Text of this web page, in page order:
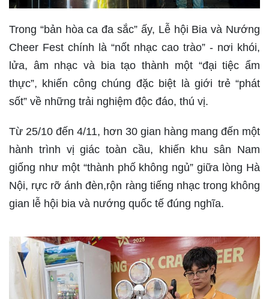
Trong “bản hòa ca đa sắc” ấy, Lễ hội Bia và Nướng
Cheer Fest chính là “nốt nhạc cao trào” - nơi khói,
lửa, âm nhạc và bia tạo thành một “đại tiệc ẩm
thực”, khiến công chúng đặc biệt là giới trẻ “phát
sốt” về những trải nghiệm độc đáo, thú vị.
Từ 25/10 đến 4/11, hơn 30 gian hàng mang đến một
hành trình vị giác toàn cầu, khiến khu sân Nam
giống như một “thành phố không ngủ” giữa lòng Hà
Nội, rực rỡ ánh đèn,rộn ràng tiếng nhạc trong không
gian lễ hội bia và nướng quốc tế đúng nghĩa.